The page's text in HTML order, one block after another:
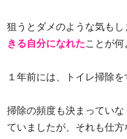
狙うとダメのような気もし
きる自分になれたことが何
１年前には、トイレ掃除
掃除の頻度も決まってい
ていましたが、それも仕方